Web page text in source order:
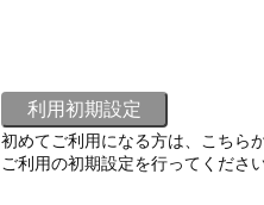
初めてご利用になる方は、こちらか
ご利用の初期設定を行ってください